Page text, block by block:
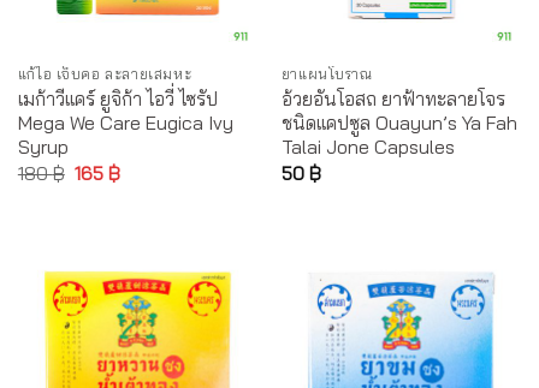
แก้ไอ เจ็บคอ ละลายเสมหะ
เมก้าวีแคร์ ยูจิก้า ไอวี่ ไซรัป
Mega We Care Eugica Ivy
Syrup
180฿ 165฿
ยาแผนโบราณ
อ้วยอันโอสถ ยาฟ้าทะลายโจร
ชนิดแคปซูล Ouayun’s Ya Fah
Talai Jone Capsules
50 ฿